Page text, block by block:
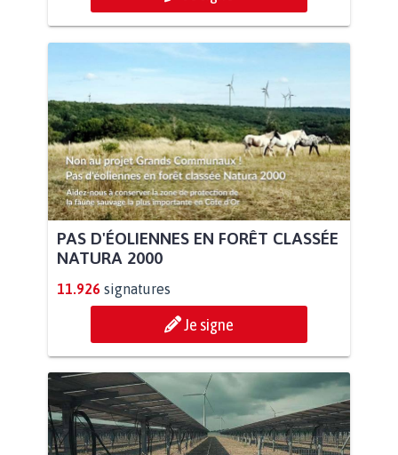
PAS D'ÉOLIENNES EN FORÊT CLASSÉE
NATURA 2000
11.926 signatures
Je signe